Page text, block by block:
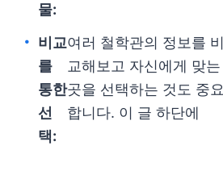
물:
비교
를
통한
선
택:
여러 철학관의 정보를 비
교해보고 자신에게 맞는
곳을 선택하는 것도 중요
합니다. 이 글 하단에